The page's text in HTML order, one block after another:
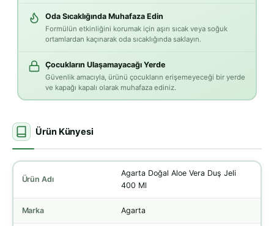
Oda Sıcaklığında Muhafaza Edin
Formülün etkinliğini korumak için aşırı sıcak veya soğuk
ortamlardan kaçınarak oda sıcaklığında saklayın.
Çocukların Ulaşamayacağı Yerde
Güvenlik amacıyla, ürünü çocukların erişemeyeceği bir yerde
ve kapağı kapalı olarak muhafaza ediniz.
Ürün Künyesi
Ürün Adı
Agarta Doğal Aloe Vera Duş Jeli
400 Ml
Marka Agarta